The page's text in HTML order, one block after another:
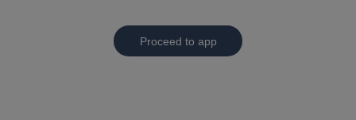
Proceed to app